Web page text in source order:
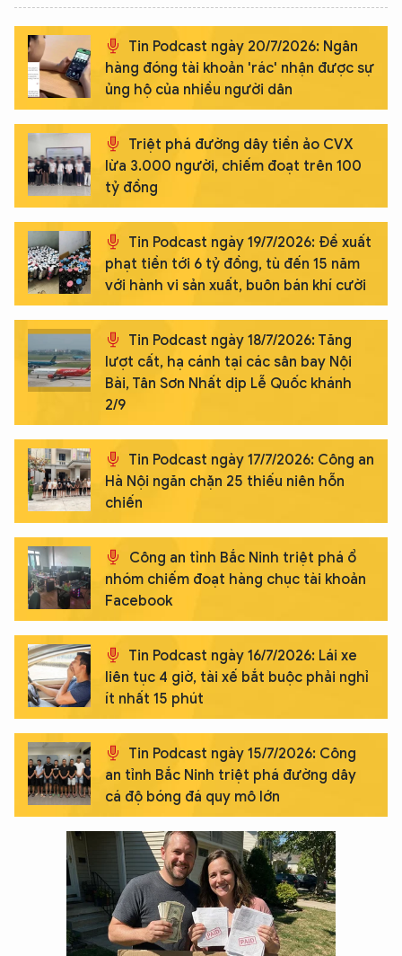
Tin Podcast ngày 20/7/2026: Ngân
hàng đóng tài khoản 'rác' nhận được sự
ủng hộ của nhiều người dân
Triệt phá đường dây tiền ảo CVX
lừa 3.000 người, chiếm đoạt trên 100
tỷ đồng
Tin Podcast ngày 19/7/2026: Đề xuất
phạt tiền tới 6 tỷ đồng, tù đến 15 năm
với hành vi sản xuất, buôn bán khí cười
Tin Podcast ngày 18/7/2026: Tăng
lượt cất, hạ cánh tại các sân bay Nội
Bài, Tân Sơn Nhất dịp Lễ Quốc khánh
2/9
Tin Podcast ngày 17/7/2026: Công an
Hà Nội ngăn chặn 25 thiếu niên hỗn
chiến
Công an tỉnh Bắc Ninh triệt phá ổ
nhóm chiếm đoạt hàng chục tài khoản
Facebook
Tin Podcast ngày 16/7/2026: Lái xe
liên tục 4 giờ, tài xế bắt buộc phải nghỉ
ít nhất 15 phút
Tin Podcast ngày 15/7/2026: Công
an tỉnh Bắc Ninh triệt phá đường dây
cá độ bóng đá quy mô lớn
XIN CHÀO,
TÔI LÀ CHATBOT CỦA
Hãy hỏi tôi bất kỳ điều gì bạn cần biết về
An Ninh Thủ Đô nhé. Tôi sẵn sàng hỗ trợ!